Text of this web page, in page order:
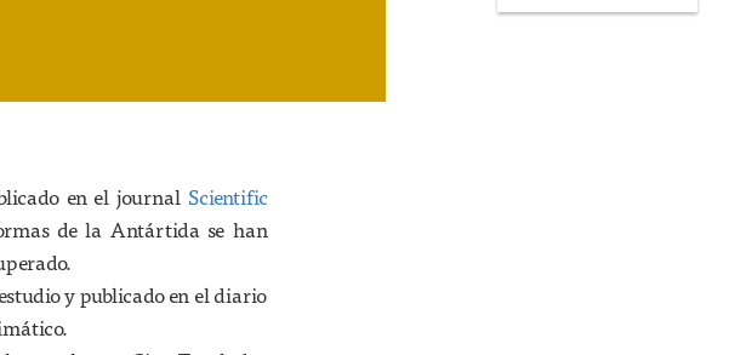
en el journal Scientific
de la Antártida se han
y publicado en el diario